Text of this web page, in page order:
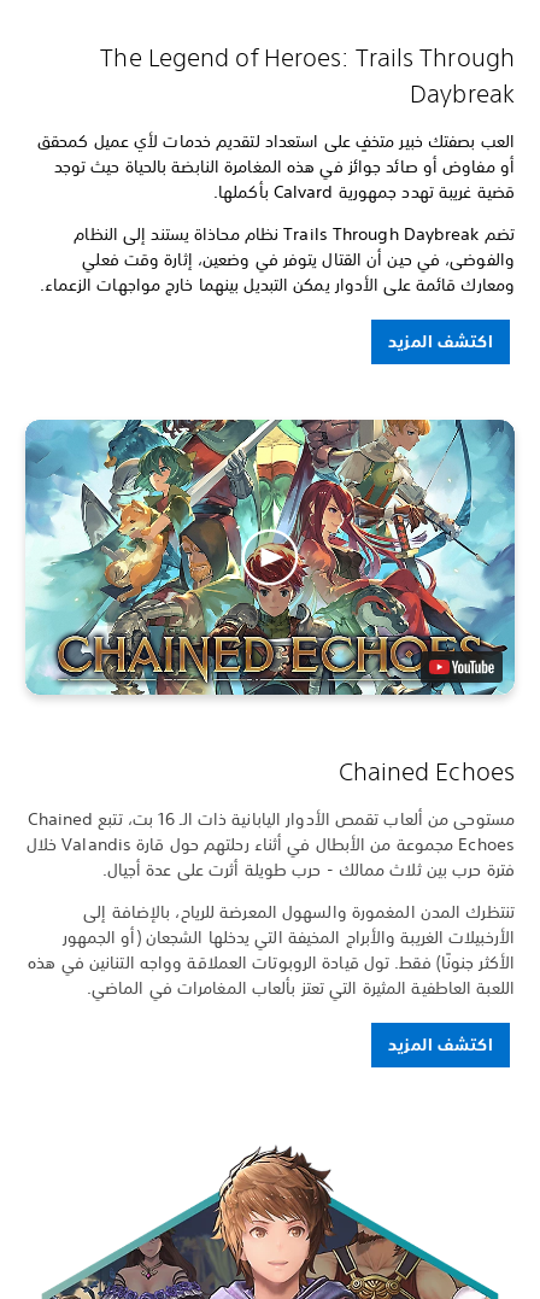
The Legend of Heroes: Trails Through
Daybreak
العب بصفتك خبير متخفٍ على استعداد لتقديم خدمات لأي عميل كمحقق
أو مفاوض أو صائد جوائز في هذه المغامرة النابضة بالحياة حيث توجد
قضية غريبة تهدد جمهورية Calvard بأكملها.
تضم Trails Through Daybreak نظام محاذاة يستند إلى النظام
والفوضى، في حين أن القتال يتوفر في وضعين، إثارة وقت فعلي
ومعارك قائمة على الأدوار يمكن التبديل بينهما خارج مواجهات الزعماء.
اكتشف المزيد
Chained Echoes
مستوحى من ألعاب تقمص الأدوار اليابانية ذات الـ 16 بت، تتبع Chained
Echoes مجموعة من الأبطال في أثناء رحلتهم حول قارة Valandis خلال
فترة حرب بين ثلاث ممالك - حرب طويلة أثرت على عدة أجيال.
تنتظرك المدن المغمورة والسهول المعرضة للرياح، بالإضافة إلى
الأرخبيلات الغريبة والأبراج المخيفة التي يدخلها الشجعان (أو الجمهور
الأكثر جنونًا) فقط. تول قيادة الروبوتات العملاقة وواجه التنانين في هذه
اللعبة العاطفية المثيرة التي تعتز بألعاب المغامرات في الماضي.
اكتشف المزيد